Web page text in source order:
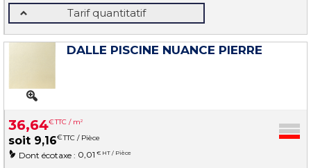
Tarif quantitatif
DALLE PISCINE NUANCE PIERRE
36,64€TTC / m2
soit 9,16€TTC / Pièce
Dont écotaxe : 0,01 € HT / Pièce